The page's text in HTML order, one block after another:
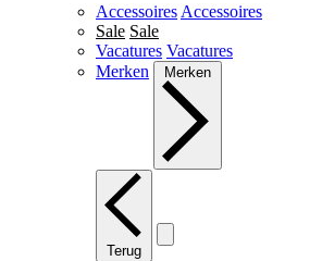
Accessoires Accessoires
Sale Sale
Vacatures Vacatures
Merken
Merken
Terug